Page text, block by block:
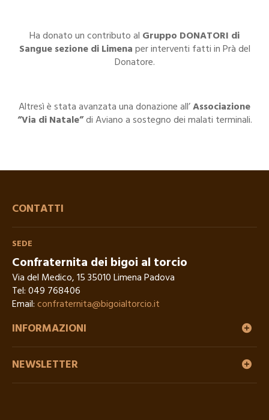
Ha donato un contributo al Gruppo DONATORI di
Sangue sezione di Limenaper interventi fatti in Prà del
Donatore.
Altresì è stata avanzata una donazione all’Associazione
“Via di Natale”di Aviano a sostegno dei malati terminali.
CONTATTI
SEDE
Confraternita dei bigoi al torcio
Via del Medico, 15 35010 Limena Padova
Tel:049 768406
Email:confraternita@bigoialtorcio.it
INFORMAZIONI
NEWSLETTER